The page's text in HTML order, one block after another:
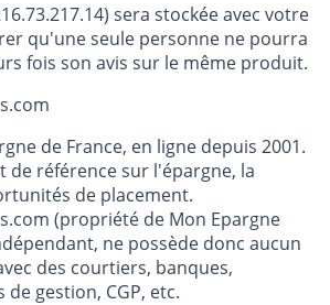
sera stockée avec votre
qu'une seule personne ne pourra
fois son avis sur le même produit.
de France, en ligne depuis 2001.
de référence sur l'épargne, la
de placement.
(propriété de Mon Epargne
ne possède donc aucun
des courtiers, banques,
gestion, CGP, etc.